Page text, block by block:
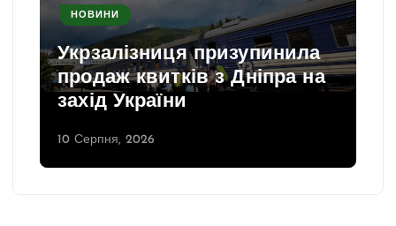
НОВИНИ
Укрзалізниця призупинила
продаж квитків з Дніпра на
захід України
10 Серпня, 2026